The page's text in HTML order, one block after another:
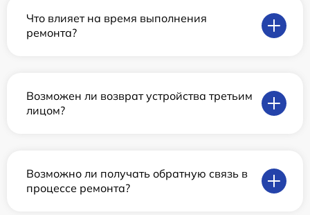
Что влияет на время выполнения
ремонта?
Возможен ли возврат устройства третьим
лицом?
Возможно ли получать обратную связь в
процессе ремонта?